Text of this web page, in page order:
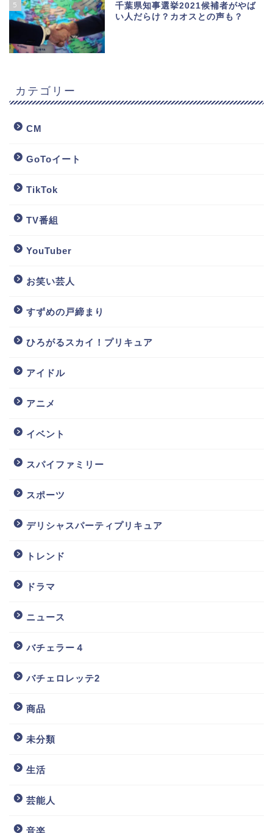
5
千葉県知事選挙2021候補者がやば
い人だらけ？カオスとの声も？
カテゴリー
CM
GoToイート
TikTok
TV番組
YouTuber
お笑い芸人
すずめの戸締まり
ひろがるスカイ！プリキュア
アイドル
アニメ
イベント
スパイファミリー
スポーツ
デリシャスパーティプリキュア
トレンド
ドラマ
ニュース
バチェラー４
バチェロレッテ2
商品
未分類
生活
芸能人
音楽